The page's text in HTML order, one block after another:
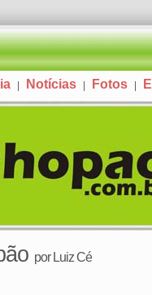
Notícias Fotos
porLuiz Cé